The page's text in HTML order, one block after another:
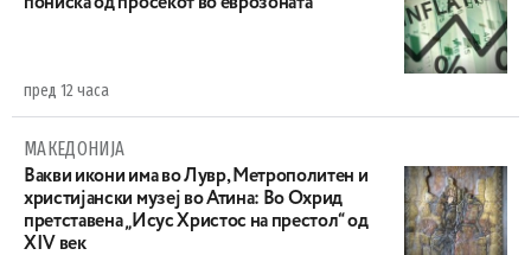
пред 12 часа
МАКЕДОНИЈА
Вакви икони има во Лувр, Метрополитен и
христијански музеј во Атина: Во Охрид
претставена „Исус Христос на престол“ од
XIV век